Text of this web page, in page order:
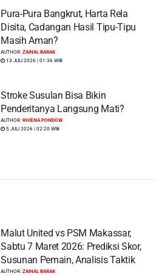
Pura-Pura Bangkrut, Harta Rela
Disita, Cadangan Hasil Tipu-Tipu
Masih Aman?
AUTHOR:ZAINAL BARAK
13 JULI 2026 | 01:36 WIB
Stroke Susulan Bisa Bikin
Penderitanya Langsung Mati?
AUTHOR:RHIENA PONDOW
5 JULI 2026 | 02:20 WIB
Malut United vs PSM Makassar,
Sabtu 7 Maret 2026: Prediksi Skor,
Susunan Pemain, Analisis Taktik
AUTHOR:ZAINAL BARAK